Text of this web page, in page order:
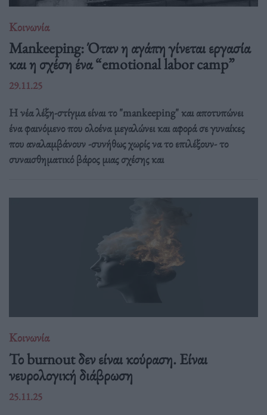
Κοινωνία
Mankeeping: Όταν η αγάπη γίνεται εργασία
και η σχέση ένα “emotional labor camp”
29.11.25
Η νέα λέξη-στίγμα είναι το "mankeeping" και αποτυπώνει
ένα φαινόμενο που ολοένα μεγαλώνει και αφορά σε γυναίκες
που αναλαμβάνουν -συνήθως χωρίς να το επιλέξουν- το
συναισθηματικό βάρος μιας σχέσης και
Κοινωνία
Το burnout δεν είναι κούραση. Είναι
νευρολογική διάβρωση
25.11.25